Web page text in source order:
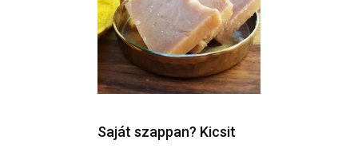
Saját szappan? Kicsit